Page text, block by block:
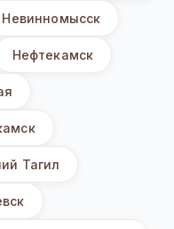
Невинномысск
Нефтекамск
Тагил